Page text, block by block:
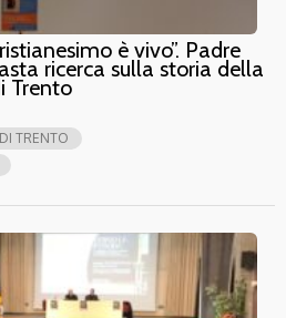
è vivo”. Padre
ricerca sulla storia della
Trento
TRENTO